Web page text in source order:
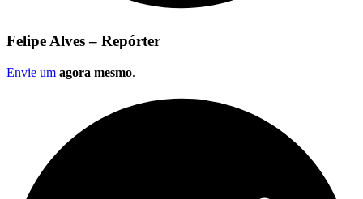
Felipe Alves – Repórter
Envie um agora mesmo.